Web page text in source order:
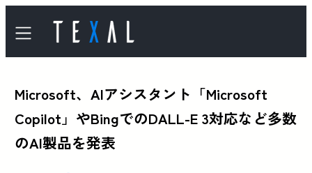
Microsoft、AIアシスタント「Microsoft
Copilot」やBingでのDALL-E 3対応など多数
のAI製品を発表